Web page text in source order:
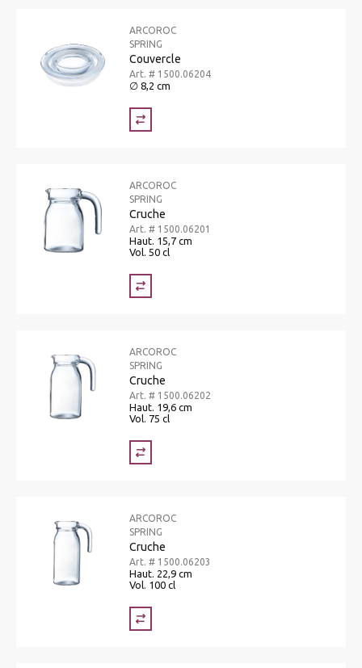
ARCOROC
SPRING
Couvercle
Art. # 1500.06204
∅ 8,2 cm
ARCOROC
SPRING
Cruche
Art. # 1500.06201
Haut. 15,7 cm
Vol. 50 cl
ARCOROC
SPRING
Cruche
Art. # 1500.06202
Haut. 19,6 cm
Vol. 75 cl
ARCOROC
SPRING
Cruche
Art. # 1500.06203
Haut. 22,9 cm
Vol. 100 cl